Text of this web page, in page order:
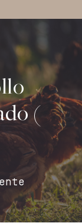
(